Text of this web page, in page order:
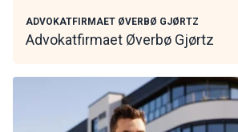
ADVOKATFIRMAET ØVERBØ GJØRTZ
Advokatfirmaet Øverbø Gjørtz